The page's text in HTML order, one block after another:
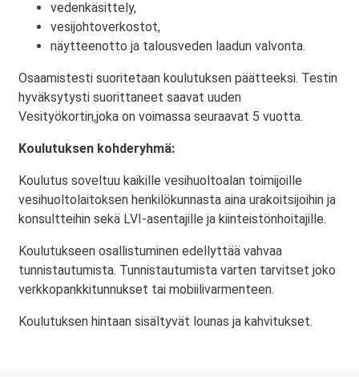
vedenkäsittely,
vesijohtoverkostot,
näytteenotto ja talousveden laadun valvonta.
Osaamistesti suoritetaan koulutuksen päätteeksi. Testin
hyväksytysti suorittaneet saavat uuden
Vesityökortin,joka on voimassa seuraavat 5 vuotta.
Koulutuksen kohderyhmä:
Koulutus soveltuu kaikille vesihuoltoalan toimijoille
vesihuoltolaitoksen henkilökunnasta aina urakoitsijoihin ja
konsultteihin sekä LVI-asentajille ja kiinteistönhoitajille.
Koulutukseen osallistuminen edellyttää vahvaa
tunnistautumista. Tunnistautumista varten tarvitset joko
verkkopankkitunnukset tai mobiilivarmenteen.
Koulutuksen hintaan sisältyvät lounas ja kahvitukset.